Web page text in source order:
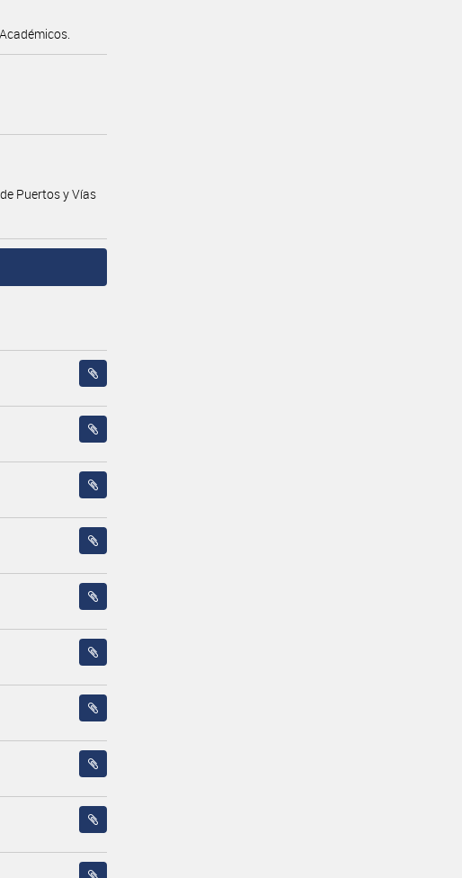
Puertos y Vías